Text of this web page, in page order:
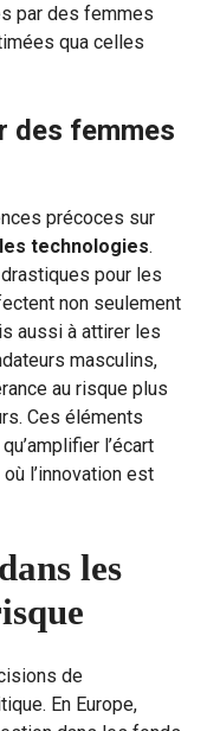
par des femmes
qua celles
des femmes
précoces sur
technologies.
pour les
non seulement
aussi à attirer les
masculins,
au risque plus
Ces éléments
l’écart
l’innovation est
les
de
En Europe,